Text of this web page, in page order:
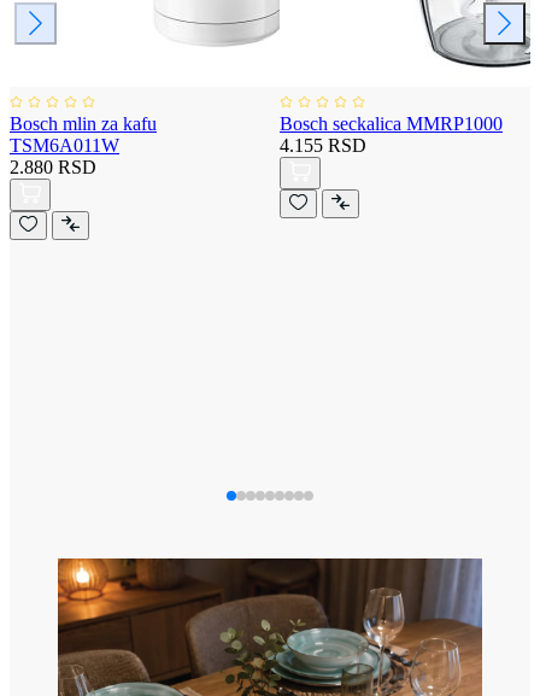
Bosch mlin za kafu
TSM6A011W
2.880 RSD
Bosch seckalica MMRP1000
4.155 RSD